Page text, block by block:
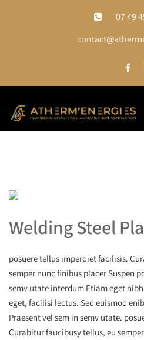
07 49
Welding Steel
posuere tellus imperdiet facilisis.
semper nunc finibus placer Suspen
semv utate interdum Etiam eget
eget, facilisi lectus. Sed euismod
Praesent vel sem in semv utate.
Curabitur faucibusy tellus, eu